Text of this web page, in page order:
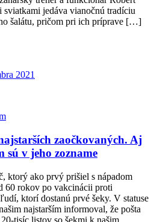
jedáva vianočnú tradíciu
šalátu, pričom pri ich príprave […]
2021
zaočkovaných. Aj
v jeho zozname
ktorý ako prvý prišiel s nápadom
60 rokov po vakcinácii proti
ktorí dostanú prvé šeky. V statuse
najstarším informoval, že pošta
tisíc listov so šekmi k našim